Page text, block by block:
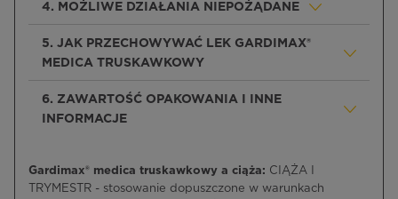
4. MOŻLIWE DZIAŁANIA NIEPOŻĄDANE
5. JAK PRZECHOWYWAĆ LEK GARDIMAX®
MEDICA TRUSKAWKOWY
6. ZAWARTOŚĆ OPAKOWANIA I INNE
INFORMACJE
Gardimax® medica truskawkowy a ciąża: CIĄŻA I
TRYMESTR - stosowanie dopuszczone w warunkach